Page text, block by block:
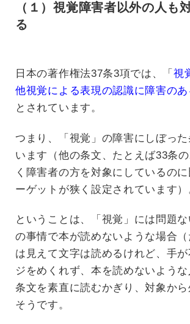
（１）視覚障害者以外の人も
る
日本の著作権法37条3項では、「視
他視覚による表現の認識に障害の
とされています。
つまり、「視覚」の障害にしぼっ
います（他の条文、たとえば33条
く障害者の方を対象にしているの
ーゲットが狭く設定されています）
ということは、「視覚」には問題
の事情で本が読めないような場合（
は見えて文字は読めるけれど、手
ジをめくれず、本を読めないような
条文を素直に読むかぎり、対象か
そうです。